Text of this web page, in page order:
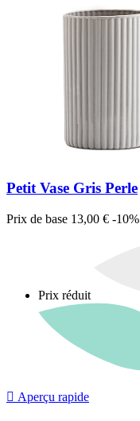
Petit Vase Gris Perle
Prix de base 13,00 € -10%
Prix réduit
 Aperçu rapide